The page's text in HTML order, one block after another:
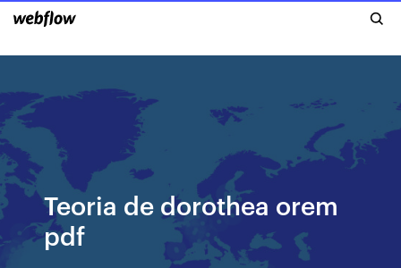
Teoria de dorothea orem
pdf